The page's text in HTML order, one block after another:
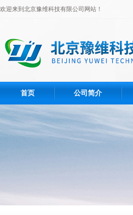
欢迎来到北京豫维科技有限公司网站！
首页 公司简介